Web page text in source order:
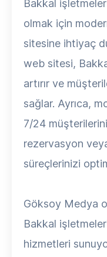
Bakkal
olmak için
sitesine ihtiyaç
web sitesi,
artırır ve
sağlar. Ayrıca,
7/24
rezervasyon
süreçlerinizi
Göksoy Medya
Bakkal
hizmetleri